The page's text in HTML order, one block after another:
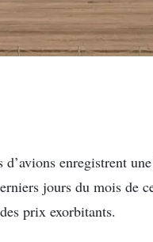
enregistrent
jours du mois de
prix exorbitants.